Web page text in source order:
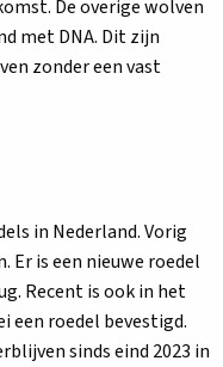
De overige wolven
met DNA. Dit zijn
zonder een vast
in Nederland. Vorig
Er is een nieuwe roedel
Recent is ook in het
een roedel bevestigd.
sinds eind 2023 in